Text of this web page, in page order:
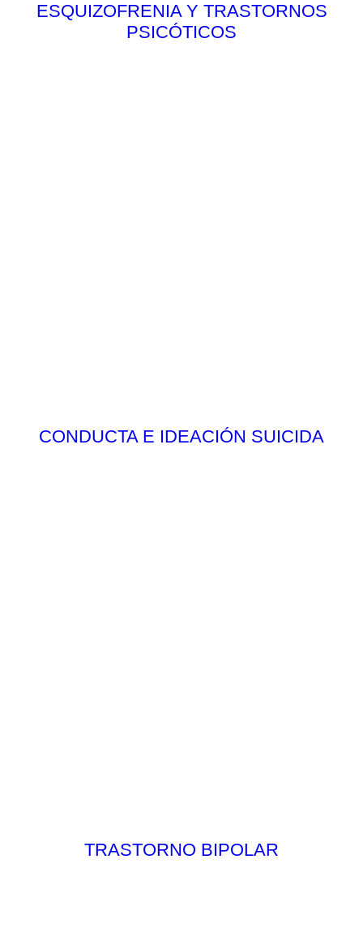
ESQUIZOFRENIA Y TRASTORNOS
PSICÓTICOS
CONDUCTA E IDEACIÓN SUICIDA
TRASTORNO BIPOLAR